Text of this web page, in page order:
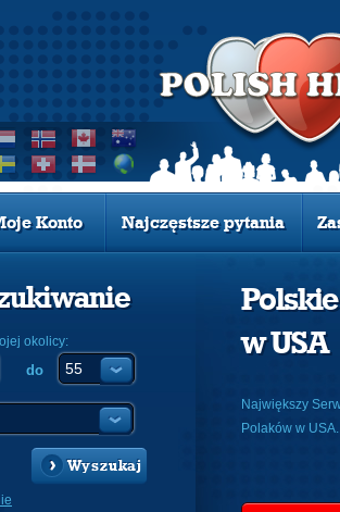
Konto Najczęstsze pytania
okolicy:
do
Wyszukaj
w USA
Największy
Polaków w USA.